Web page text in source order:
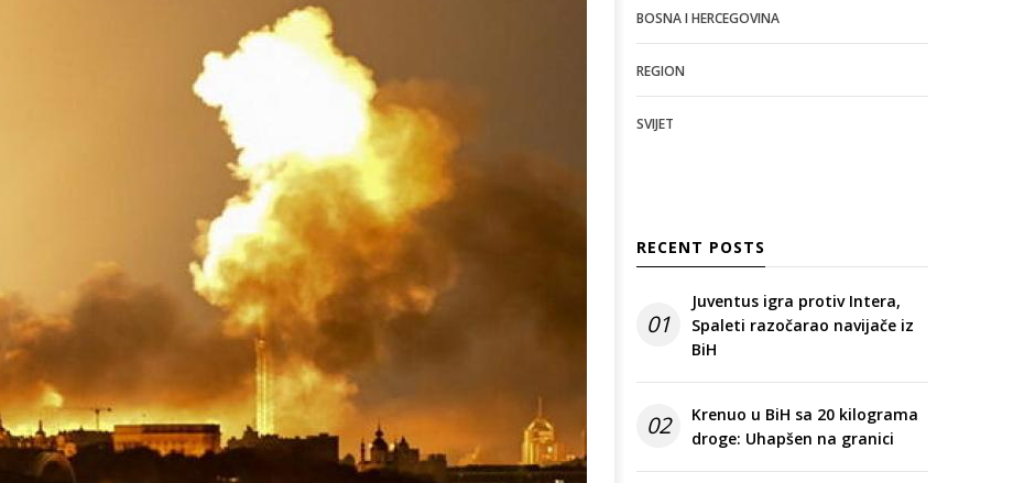
BOSNA I HERCEGOVINA
REGION
SVIJET
RECENT POSTS
01
Juventus igra protiv Intera,
Spaleti razočarao navijače iz
BiH
02
Krenuo u BiH sa 20 kilograma
droge: Uhapšen na granici